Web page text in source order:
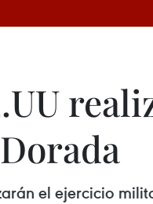
el ejercicio